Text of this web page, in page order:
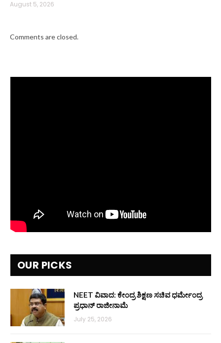
August 5, 2026
Comments are closed.
OUR PICKS
NEET ವಿವಾದ: ಕೇಂದ್ರ ಶಿಕ್ಷಣ ಸಚಿವ ಧರ್ಮೇಂದ್ರ
ಪ್ರಧಾನ್ ರಾಜೀನಾಮೆ
July 25, 2026